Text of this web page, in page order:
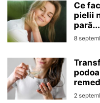
Ce
pielii
pară...
8
2